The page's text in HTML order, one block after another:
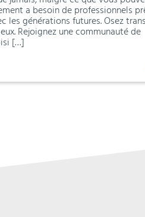
a besoin de professionnels
les générations futures. Osez
Rejoignez une communauté de
[…]